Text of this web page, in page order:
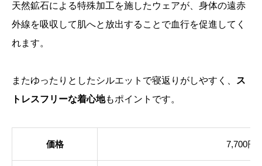
天然鉱石による特殊加工を施したウェアが、身体の遠赤
外線を吸収して肌へと放出することで血行を促進してく
れます。
またゆったりとしたシルエットで寝返りがしやすく、 ス
トレスフリーな着心地もポイントです。
価格 7,700円